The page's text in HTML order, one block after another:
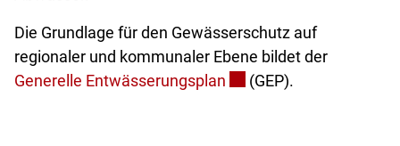
Die Grundlage für den Gewässerschutz auf
regionaler und kommunaler Ebene bildet der
Generelle Entwässerungsplan Externer Link wird in
(GEP).